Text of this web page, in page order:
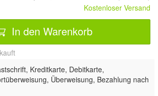
Kostenloser Versand
In den Warenkorb
Kreditkarte, Debitkarte,
Überweisung, Bezahlung nach